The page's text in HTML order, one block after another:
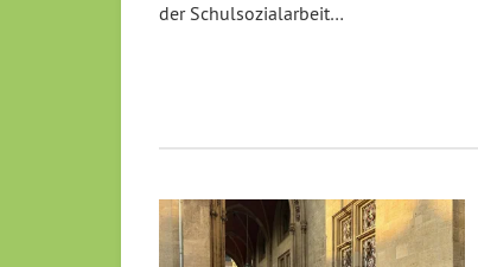
der Schulsozialarbeit…